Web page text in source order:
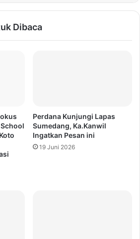
Dibaca
Perdana Kunjungi Lapas
Sumedang, Ka.Kanwil
Ingatkan Pesan ini
19 Juni 2026